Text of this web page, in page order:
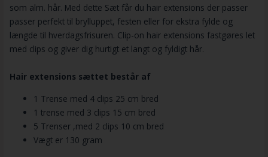
som alm. hår. Med dette Sæt får du hair extensions der passer
passer perfekt til brylluppet, festen eller for ekstra fylde og
længde til hverdagsfrisuren. Clip-on hair extensions fastgøres let
med clips og giver dig hurtigt et langt og fyldigt hår.
Hair extensions sættet består af
1 Trense med 4 clips 25 cm bred
1 trense med 3 clips 15 cm bred
5 Trenser ,med 2 clips 10 cm bred
Vægt er 130 gram